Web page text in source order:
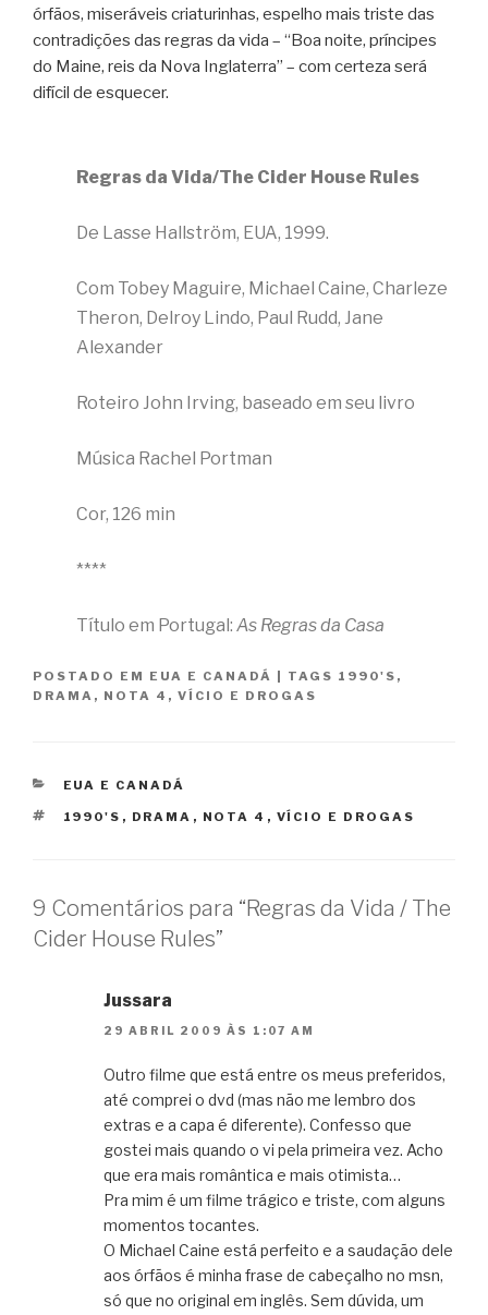
órfãos, miseráveis criaturinhas, espelho mais triste das
contradições das regras da vida – “Boa noite, príncipes
do Maine, reis da Nova Inglaterra” – com certeza será
difícil de esquecer.
Regras da Vida/The Cider House Rules
De Lasse Hallström, EUA, 1999.
Com Tobey Maguire, Michael Caine, Charleze
Theron, Delroy Lindo, Paul Rudd, Jane
Alexander
Roteiro John Irving, baseado em seu livro
Música Rachel Portman
Cor, 126 min
****
Título em Portugal: As Regras da Casa
POSTADO EM EUA E CANADÁ TAGS 1990'S ,
DRAMA , NOTA 4 , VÍCIO E DROGAS
CATEGORIAS
EUA E CANADÁ
TAGS
1990'S , DRAMA , NOTA 4 , VÍCIO E DROGAS
9 Comentários para “Regras da Vida / The
Cider House Rules”
Jussara
29 ABRIL 2009 ÀS 1:07 AM
Outro filme que está entre os meus preferidos,
até comprei o dvd (mas não me lembro dos
extras e a capa é diferente). Confesso que
gostei mais quando o vi pela primeira vez. Acho
que era mais romântica e mais otimista…
Pra mim é um filme trágico e triste, com alguns
momentos tocantes.
O Michael Caine está perfeito e a saudação dele
aos órfãos é minha frase de cabeçalho no msn,
só que no original em inglês. Sem dúvida, um